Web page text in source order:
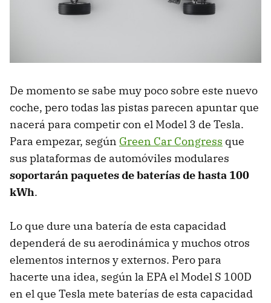
De momento se sabe muy poco sobre este nuevo
coche, pero todas las pistas parecen apuntar que
nacerá para competir con el Model 3 de Tesla.
Para empezar, según Green Car Congress que
sus plataformas de automóviles modulares
soportarán paquetes de baterías de hasta 100
kWh.
Lo que dure una batería de esta capacidad
dependerá de su aerodinámica y muchos otros
elementos internos y externos. Pero para
hacerte una idea, según la EPA el Model S 100D
en el que Tesla mete baterías de esta capacidad